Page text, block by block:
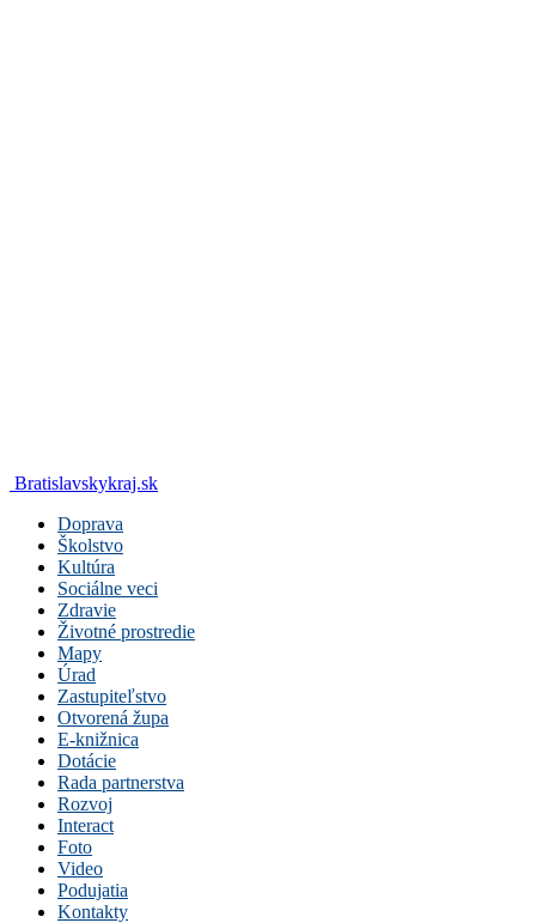
Bratislavskykraj.sk
Doprava
Školstvo
Kultúra
Sociálne veci
Zdravie
Životné prostredie
Mapy
Úrad
Zastupiteľstvo
Otvorená župa
E-knižnica
Dotácie
Rada partnerstva
Rozvoj
Interact
Foto
Video
Podujatia
Kontakty